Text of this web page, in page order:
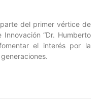
del primer vértice de
“Dr. Humberto
el interés por la